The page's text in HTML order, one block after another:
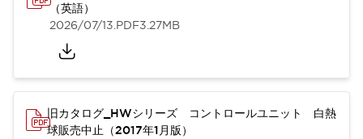
（英語）
2026/07/13.PDF3.27MB
旧カタログ_HWシリーズ コントロールユニット 白熱
球販売中止（2017年1月版）